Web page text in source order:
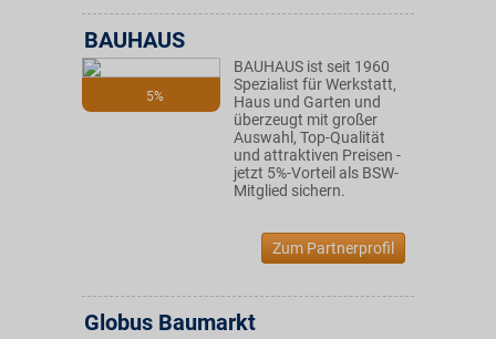
5%
BAUHAUS
BAUHAUS ist seit 1960
Spezialist für Werkstatt,
Haus und Garten und
überzeugt mit großer
Auswahl, Top-Qualität
und attraktiven Preisen -
jetzt 5%-Vorteil als BSW-
Mitglied sichern.
Zum Partnerprofil
Globus Baumarkt